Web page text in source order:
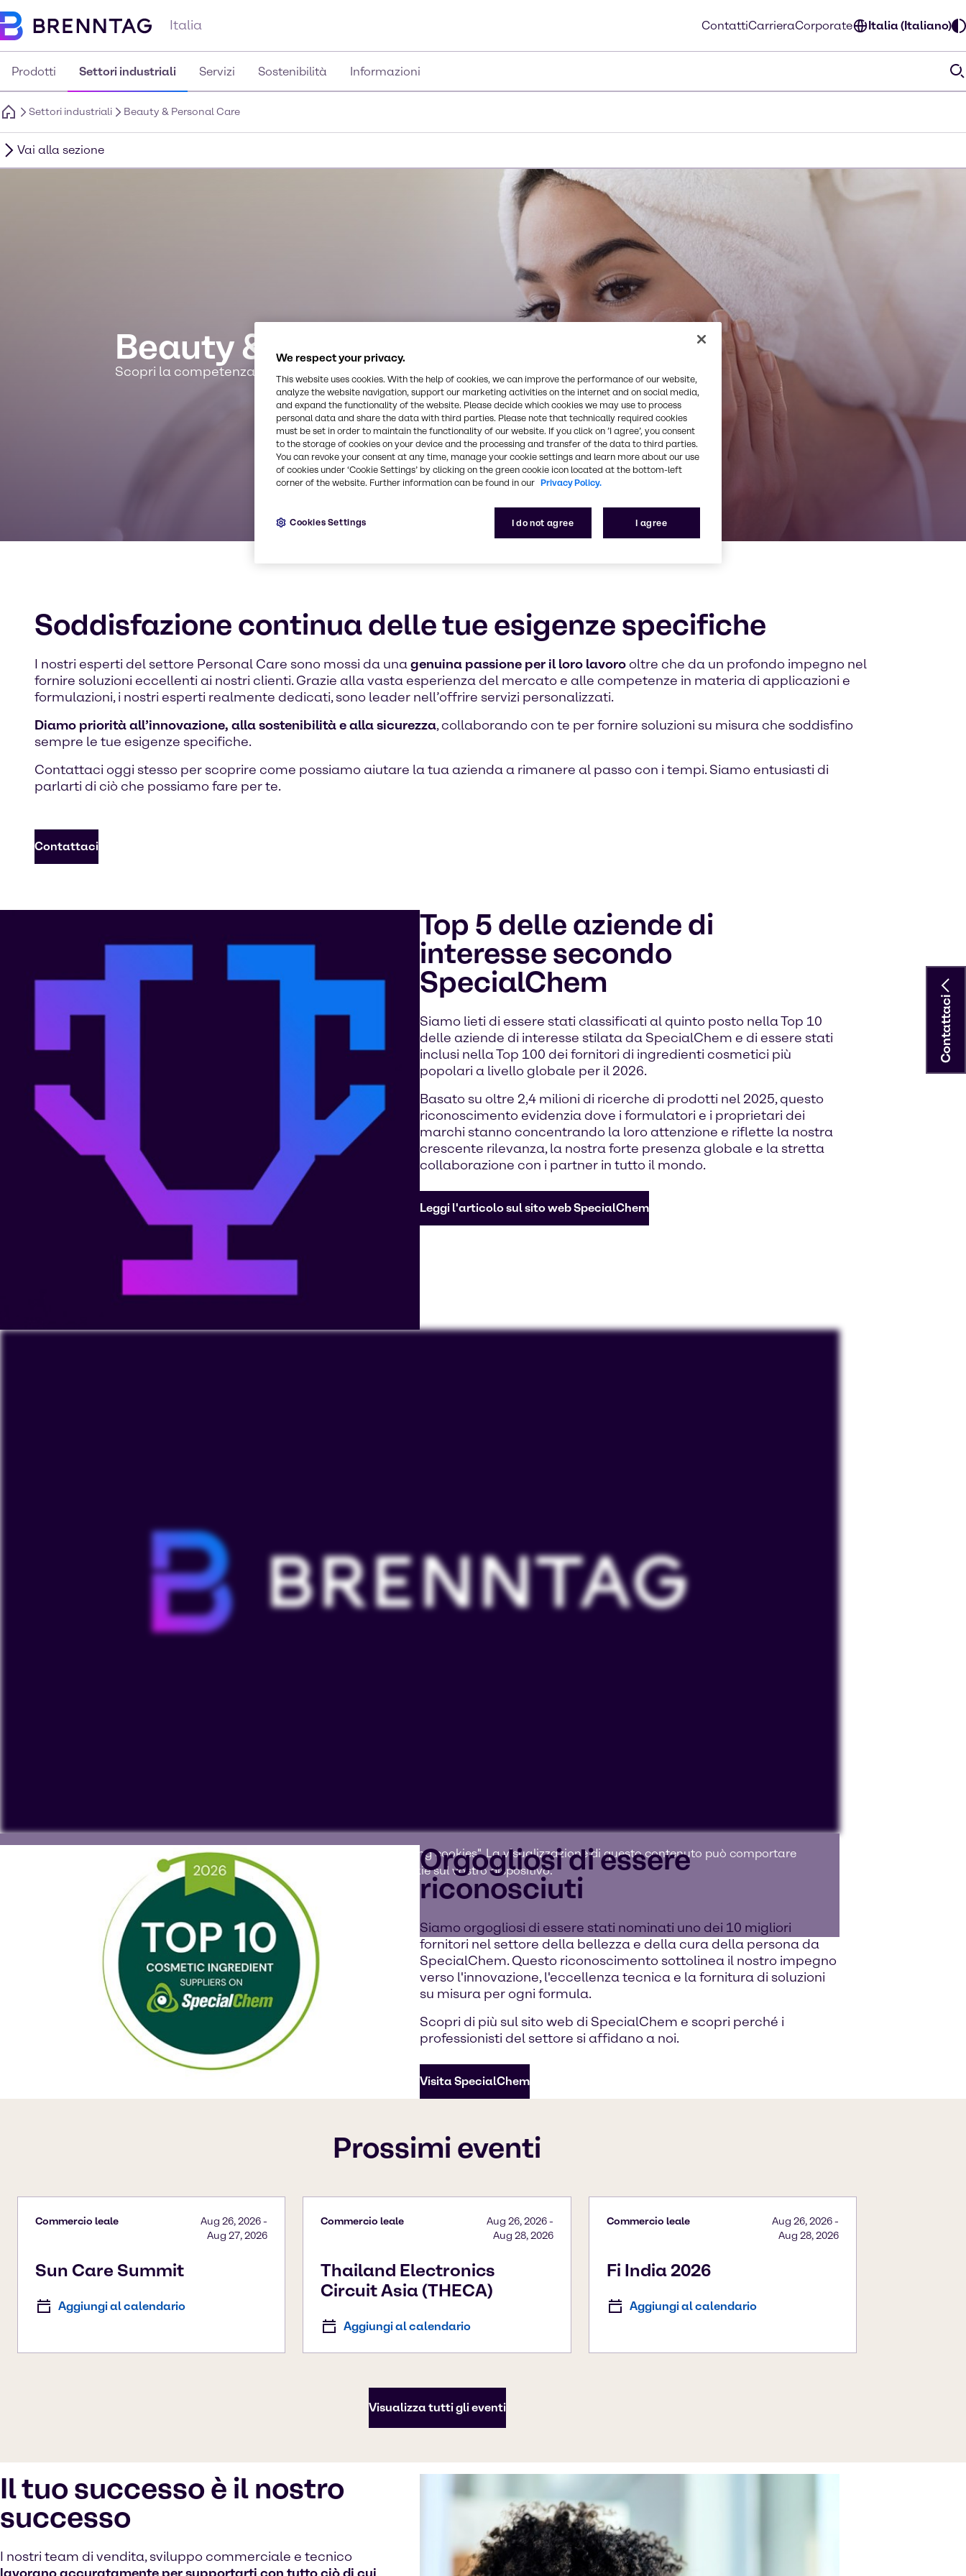
Italia ContattiCarrieraCorporate Italia (Italiano)
Prodotti Settori industriali Servizi Sostenibilità Informazioni
Settori industriali Beauty & Personal Care
Vai alla sezione
Beauty & Personal Care
Scopri la competenza, l’esperienza e il servizio eccellente dei nostri specialisti
Soddisfazione continua delle tue esigenze specifiche
I nostri esperti del settore Personal Care sono mossi da unagenuina passione per il loro lavorooltre che da un profondo impegno nel
fornire soluzioni eccellenti ai nostri clienti. Grazie alla vasta esperienza del mercato e alle competenze in materia di applicazioni e
formulazioni, i nostri esperti realmente dedicati, sono leader nell’offrire servizi personalizzati.
Diamo priorità all’innovazione, alla sostenibilità e alla sicurezza, collaborando con te per fornire soluzioni su misura che soddisfino
sempre le tue esigenze specifiche.
Contattaci oggi stesso per scoprire come possiamo aiutare la tua azienda a rimanere al passo con i tempi. Siamo entusiasti di
parlarti di ciò che possiamo fare per te.
Contattaci
Top 5 delle aziende di
interesse secondo
SpecialChem
Siamo lieti di essere stati classificati al quinto posto nella Top 10
delle aziende di interesse stilata da SpecialChem e di essere stati
inclusi nella Top 100 dei fornitori di ingredienti cosmetici più
popolari a livello globale per il 2026.
Basato su oltre 2,4 milioni di ricerche di prodotti nel 2025, questo
riconoscimento evidenzia dove i formulatori e i proprietari dei
marchi stanno concentrando la loro attenzione e riflette la nostra
crescente rilevanza, la nostra forte presenza globale e la stretta
collaborazione con i partner in tutto il mondo.
Leggi l'articolo sul sito web SpecialChem
Per visualizzare i nostri video su YouTube è necessario accettare i "Targeting cookies". La visualizzazione di questo contenuto può comportare
l'elaborazione di dati personali da parte di YouTube o l'inserimento di cookie sul vostro dispositivo.
Guarda su YouTube
Orgogliosi di essere
riconosciuti
Siamo orgogliosi di essere stati nominati uno dei 10 migliori
fornitori nel settore della bellezza e della cura della persona da
SpecialChem. Questo riconoscimento sottolinea il nostro impegno
verso l'innovazione, l'eccellenza tecnica e la fornitura di soluzioni
su misura per ogni formula.
Scopri di più sul sito web di SpecialChem e scopri perché i
professionisti del settore si affidano a noi.
Visita SpecialChem
Prossimi eventi
Commercio leale
Sun Care Summit
Aug 26, 2026-
Aug 27, 2026
Aggiungi al calendario
Commercio leale
Thailand Electronics
Circuit Asia (THECA)
Aug 26, 2026-
Aug 28, 2026
Aggiungi al calendario
Commercio leale
Fi India 2026
Aug 26, 2026-
Aug 28, 2026
Aggiungi al calendario
Visualizza tutti gli eventi
Il tuo successo è il nostro
successo
I nostri team di vendita, sviluppo commerciale e tecnico
Contattaci
We respect your privacy.
This website uses cookies. With the help of cookies, we can improve the performance of our website,
analyze the website navigation, support our marketing activities on the internet and on social media,
and expand the functionality of the website. Please decide which cookies we may use to process
personal data and share the data with third parties. Please note that technically required cookies
must be set in order to maintain the functionality of our website. If you click on ’I agree’, you consent
to the storage of cookies on your device and the processing and transfer of the data to third parties.
You can revoke your consent at any time, manage your cookie settings and learn more about our use
of cookies under ‘Cookie Settings’ by clicking on the green cookie icon located at the bottom-left
corner of the website. Further information can be found in our Privacy Policy.
I do not agree I agree
Cookies Settings